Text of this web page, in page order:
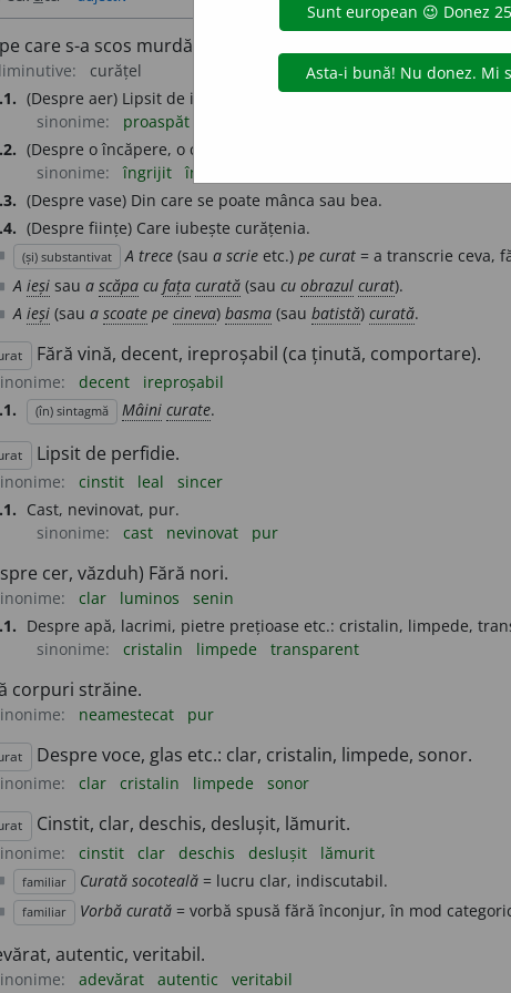
care s-a scos murdăria, lipsit de murdărie, de praf, de pete
curățel
(Despre aer) Lipsit de impurități.
sinonime:
proaspăt
(Despre o încăpere, o casă) Bine întreținut.
sinonime:
îngrijit
întreținut
(Despre vase) Din care se poate mânca sau bea.
(Despre ființe) Care iubește curățenia.
(și) substantivat A trece (sau a scrie etc.) pe curat = a transcrie ceva,
Aieși sauascăpa cufața curată (saucuobrazul curat).
Aieși (sauascoate pecineva)basma (saubatistă)curată.
Fără vină, decent, ireproșabil (ca ținută, comportare).
decent
ireproșabil
(în) sintagmă Mâini curate.
Lipsit de perfidie.
cinstit leal
sincer
Cast, nevinovat, pur.
sinonime:
cast nevinovat pur
cer, văzduh) Fără nori.
clar luminos
senin
Despre apă, lacrimi, pietre prețioase etc.: cristalin, limpede,
sinonime:
cristalin limpede transparent
corpuri străine.
neamestecat pur
Despre voce, glas etc.: clar, cristalin, limpede, sonor.
clar cristalin limpede sonor
Cinstit, clar, deschis, deslușit, lămurit.
cinstit clar deschis deslușit lămurit
familiar Curată socoteală = lucru clar, indiscutabil.
familiar Vorbă curată = vorbă spusă fără înconjur, în mod
autentic, veritabil.
adevărat autentic veritabil